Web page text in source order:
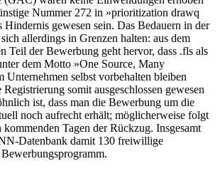
Nummer 272 in »prioritization drawq
Hindernis gewesen sein. Das Bedauern in der
allerdings in Grenzen halten: aus dem
Teil der Bewerbung geht hervor, dass .fls als
dem Motto »One Source, Many
Unternehmen selbst vorbehalten bleiben
somit ausgeschlossen gewesen
ist, dass man die Bewerbung um die
noch aufrecht erhält; möglicherweise folgt
kommenden Tagen der Rückzug. Insgesamt
Datenbank damit 130 freiwillige